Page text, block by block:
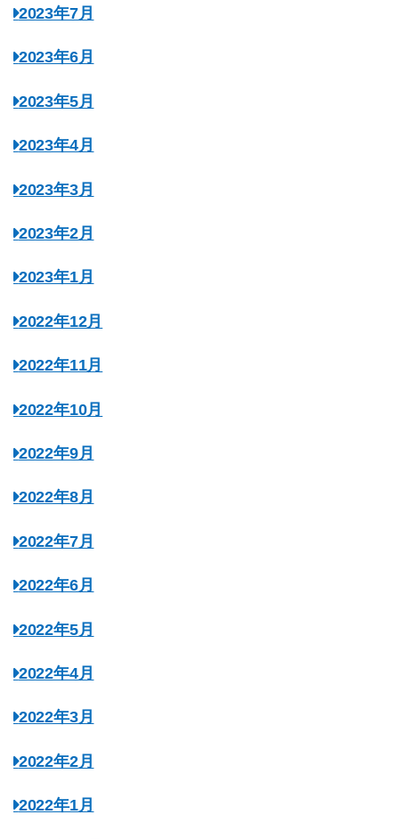
2023年7月
2023年6月
2023年5月
2023年4月
2023年3月
2023年2月
2023年1月
2022年12月
2022年11月
2022年10月
2022年9月
2022年8月
2022年7月
2022年6月
2022年5月
2022年4月
2022年3月
2022年2月
2022年1月